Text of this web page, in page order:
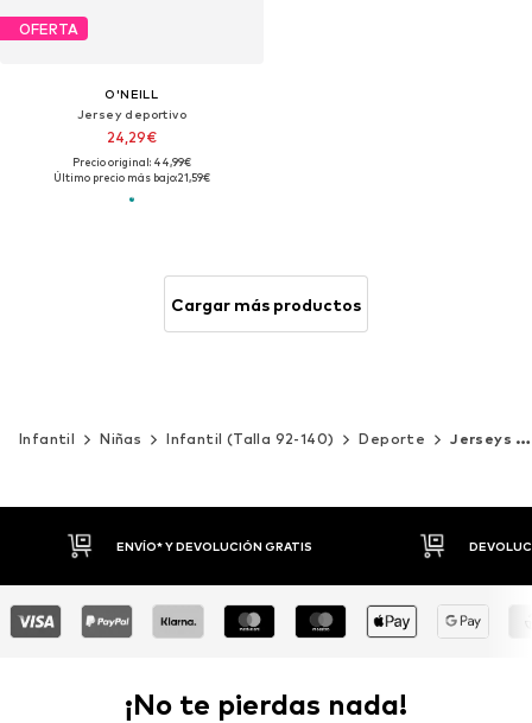
OFERTA
O'NEILL
Jersey deportivo
24,29€
Precio original: 44,99€
Último precio más bajo:21,59€
Cargar más productos
Infantil Niñas Infantil (Talla 92-140) Deporte Jerseys y sudaderas
DEVOLUCIONES HASTA 30 DÍAS
¡No te pierdas nada!